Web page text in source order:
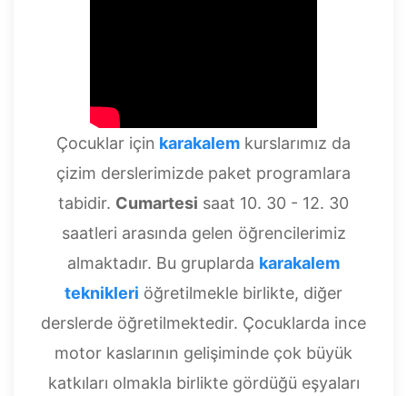
Çocuklar için karakalem kurslarımız da
çizim derslerimizde paket programlara
tabidir. Cumartesi saat 10. 30 - 12. 30
saatleri arasında gelen öğrencilerimiz
almaktadır. Bu gruplarda karakalem
teknikleri öğretilmekle birlikte, diğer
derslerde öğretilmektedir. Çocuklarda ince
motor kaslarının gelişiminde çok büyük
katkıları olmakla birlikte gördüğü eşyaları